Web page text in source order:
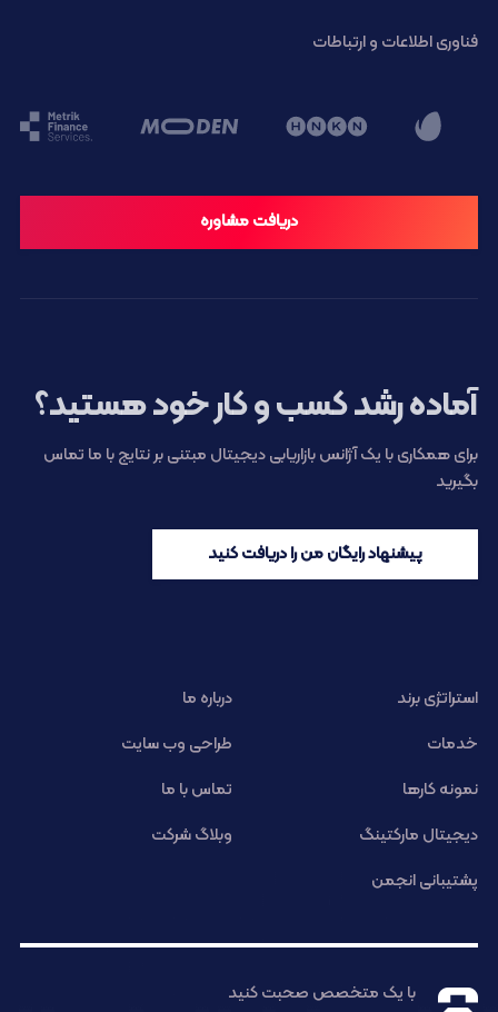
فناوری اطلاعات و ارتباطات
دریافت مشاوره
آماده رشد کسب و کار خود هستید؟
برای همکاری با یک آژانس بازاریابی دیجیتال مبتنی بر نتایج با ما تماس
بگیرید
پیشنهاد رایگان من را دریافت کنید
استراتژی برند
درباره ما
خدمات
طراحی وب سایت
نمونه کارها
تماس با ما
دیجیتال مارکتینگ
وبلاگ شرکت
پشتیبانی انجمن
با یک متخصص صحبت کنید